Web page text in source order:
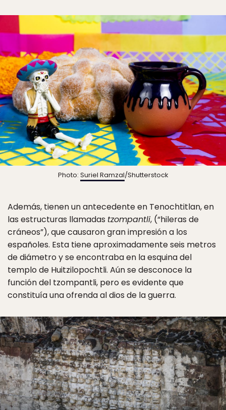
Photo: Suriel Ramzal/Shutterstock
Además, tienen un antecedente en Tenochtitlan, en
las estructuras llamadas tzompantli, (“hileras de
cráneos”), que causaron gran impresión a los
españoles. Esta tiene aproximadamente seis metros
de diámetro y se encontraba en la esquina del
templo de Huitzilopochtli. Aún se desconoce la
función del tzompantli, pero es evidente que
constituía una ofrenda al dios de la guerra.